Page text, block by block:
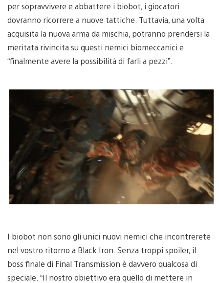
per sopravvivere e abbattere i biobot, i giocatori
dovranno ricorrere a nuove tattiche. Tuttavia, una volta
acquisita la nuova arma da mischia, potranno prendersi la
meritata rivincita su questi nemici biomeccanici e
“finalmente avere la possibilità di farli a pezzi”.
I biobot non sono gli unici nuovi nemici che incontrerete
nel vostro ritorno a Black Iron. Senza troppi spoiler, il
boss finale di Final Transmission è davvero qualcosa di
speciale. “Il nostro obiettivo era quello di mettere in